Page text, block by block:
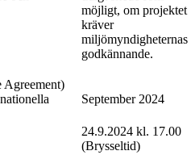
möjligt, om projektet
kräver
miljömyndigheternas
godkännande.
Agreement)
September 2024
24.9.2024 kl. 17.00
(Brysseltid)